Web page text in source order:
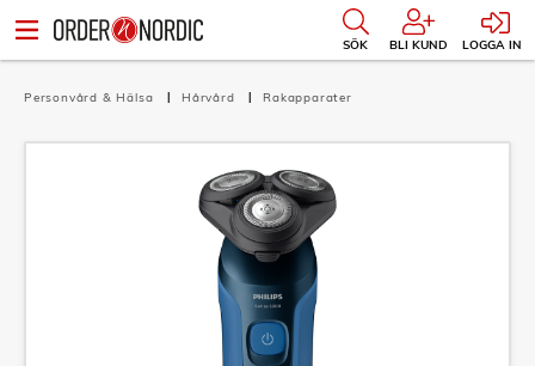
SÖK BLI KUND LOGGA IN
Personvård & Hälsa Hårvård Rakapparater